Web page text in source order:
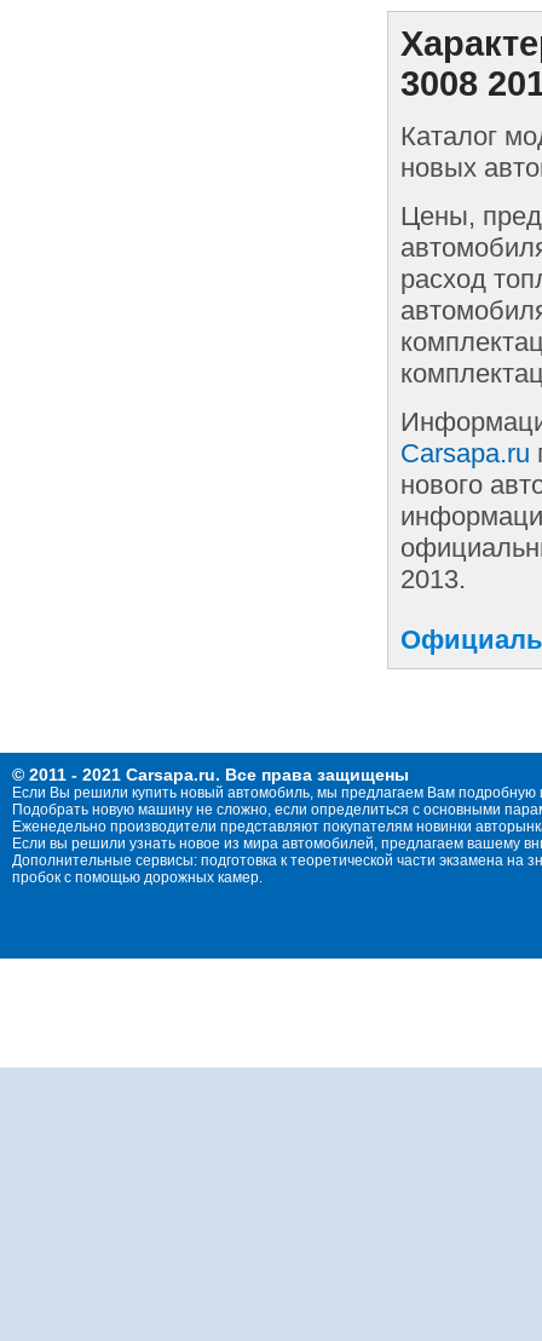
3008
Каталог
новых
Цены,
расход
Carsapa.ru
нового
2013.
© 2011 - 2021 Carsapa.ru. Все права защищены
Если Вы решили купить новый автомобиль, мы предлагаем Вам
Подобрать новую машину не сложно, если определиться с основными
Еженедельно производители представляют покупателям новинки
Если вы решили узнать новое из мира автомобилей, предлагаем вашему
Дополнительные сервисы: подготовка к теоретической части экзамена
пробок с помощью дорожных камер.